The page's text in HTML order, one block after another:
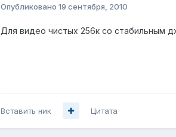
Опубликовано 19 сентября, 2010
Для видео чистых 256к со стабильным
Вставить ник Цитата